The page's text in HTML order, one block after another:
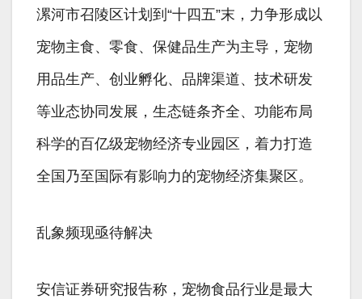
漯河市召陵区计划到“十四五”末，力争形成以
宠物主食、零食、保健品生产为主导，宠物
用品生产、创业孵化、品牌渠道、技术研发
等业态协同发展，生态链条齐全、功能布局
科学的百亿级宠物经济专业园区，着力打造
全国乃至国际有影响力的宠物经济集聚区。
乱象频现亟待解决
安信证券研究报告称，宠物食品行业是最大